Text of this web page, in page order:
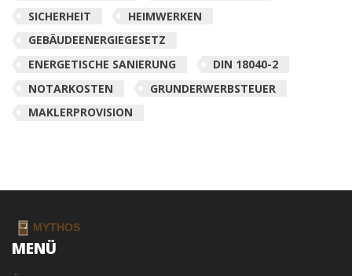
SICHERHEIT
HEIMWERKEN
GEBÄUDEENERGIEGESETZ
ENERGETISCHE SANIERUNG
DIN 18040-2
NOTARKOSTEN
GRUNDERWERBSTEUER
MAKLERPROVISION
MENÜ